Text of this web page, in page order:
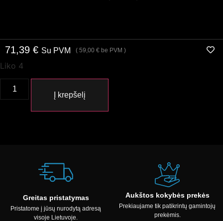
71,39 € Su PVM ( 59,00 € be PVM )
Liko 4
Į krepšelį
Greitas pristatymas
Pristatome į jūsų nurodytą adresą
visoje Lietuvoje.
Aukštos kokybės prekės
Prekiaujame tik patikrintų gamintojų
prekėmis.